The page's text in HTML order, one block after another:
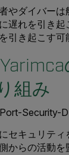
やダイバーは
遅れを引き
引き起こす可
組み
セキュリティ
からの活動